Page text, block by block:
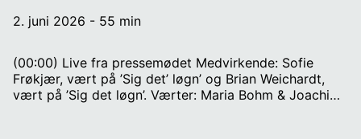
2. juni 2026 - 55 min
(00:00) Live fra pressemødet Medvirkende: Sofie
Frøkjær, vært på ’Sig det’ løgn’ og Brian Weichardt,
vært på ’Sig det løgn’. Værter: Maria Bohm & Joachim